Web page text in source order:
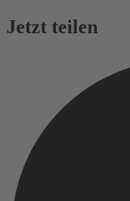
Jetzt teilen